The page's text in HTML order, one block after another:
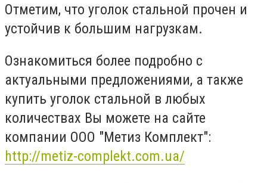
Отметим, что уголок стальной прочен и
устойчив к большим нагрузкам.
Ознакомиться более подробно с
актуальными предложениями, а также
купить уголок стальной в любых
количествах Вы можете на сайте
компании ООО "Метиз Комплект":
http://metiz-complekt.com.ua/